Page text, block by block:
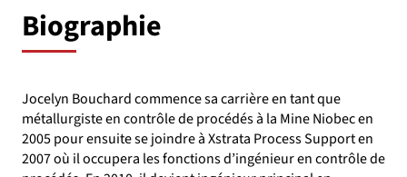
Biographie
Jocelyn Bouchard commence sa carrière en tant que
métallurgiste en contrôle de procédés à la Mine Niobec en
2005 pour ensuite se joindre à Xstrata Process Support en
2007 où il occupera les fonctions d’ingénieur en contrôle de